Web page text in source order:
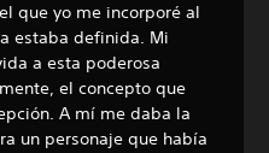
que yo me incorporé al
estaba definida. Mi
a esta poderosa
el concepto que
A mí me daba la
un personaje que había